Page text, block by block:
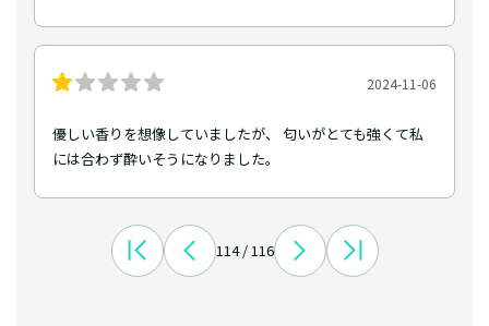
2024-11-06
優しい香りを想像していましたが、 匂いがとても強くて私
には合わず酔いそうになりました。
114 / 116